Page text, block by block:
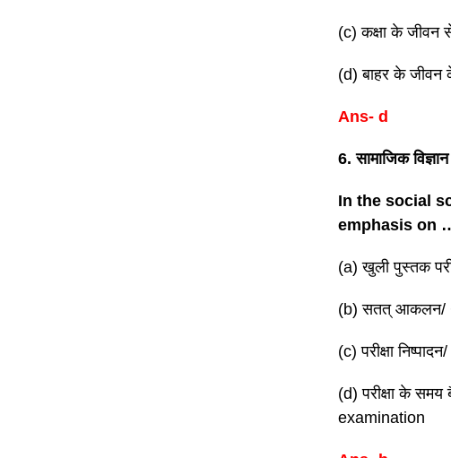
(c) कक्षा के जीवन से
(d) बाहर के जीवन
Ans- d
6. सामाजिक
In the social
emphasis
(a) खुली पुस्तक
(b) सतत् आकलन/
(c) परीक्षा
(d) परीक्षा के
examination